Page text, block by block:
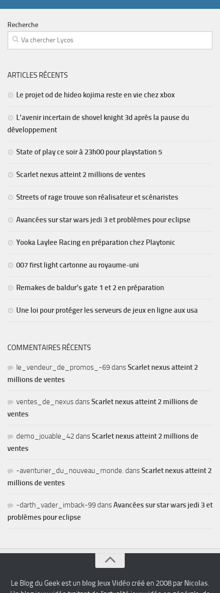
Recherche
ARTICLES RÉCENTS
Le projet od de hideo kojima reste en vie chez xbox
L’avenir incertain de shovel knight 3d après la pause du
développement
State of play ce soir à 23h00 pour playstation 5
Scarlet nexus atteint 2 millions de ventes
Streets of rage trouve son réalisateur et scénaristes
Avancées sur star wars jedi 3 et problèmes pour eclipse
Yooka Laylee Racing en préparation chez Playtonic
007 first light cartonne au royaume-uni
Remakes de baldur’s gate 1 et 2 en préparation
Une loi pour protéger les serveurs de jeux en ligne aux usa
COMMENTAIRES RÉCENTS
le_vendeur_de_promos_-69dansScarlet nexus atteint 2
millions de ventes
ventes_de_nexusdansScarlet nexus atteint 2 millions de
ventes
demo_jouable_42dansScarlet nexus atteint 2 millions de
ventes
-aventurier_du_nouveau_monde. dansScarlet nexus atteint 2
millions de ventes
-darth_vader_imback-99dansAvancées sur star wars jedi 3 et
problèmes pour eclipse
Le Blog du Geek est un blog Jeux Vidéocréé en 2008 par Nicolas.